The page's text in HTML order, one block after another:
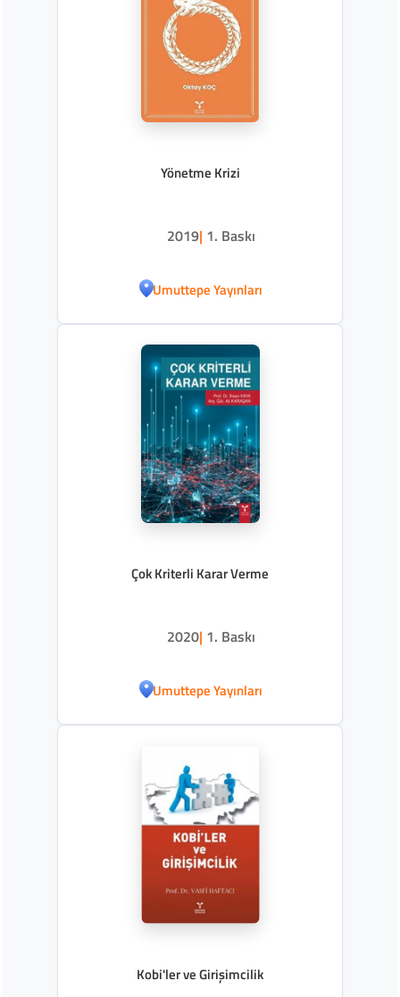
Yönetme Krizi
2019| 1. Baskı
Umuttepe Yayınları
Çok Kriterli Karar Verme
2020| 1. Baskı
Umuttepe Yayınları
Kobi'ler ve Girişimcilik